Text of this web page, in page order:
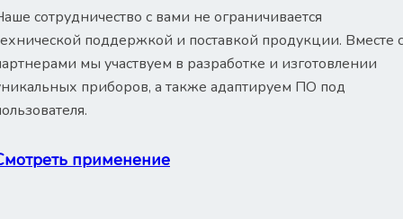
сотрудничество с вами не ограничивается
поддержкой и поставкой продукции. Вместе с
мы участвуем в разработке и изготовлении
приборов, а также адаптируем ПО под
применение